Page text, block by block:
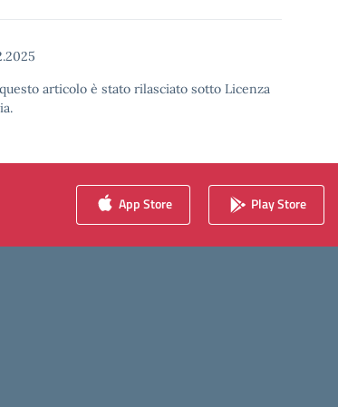
articolo è stato rilasciato sotto Licenza
App Store Play Store